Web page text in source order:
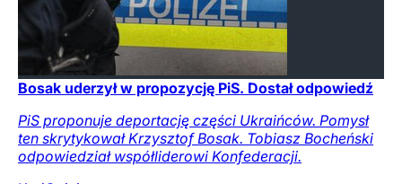
Bosak uderzył w propozycję PiS. Dostał odpowiedź
PiS proponuje deportację części Ukraińców. Pomysł
ten skrytykował Krzysztof Bosak. Tobiasz Bocheński
odpowiedział współliderowi Konfederacji.